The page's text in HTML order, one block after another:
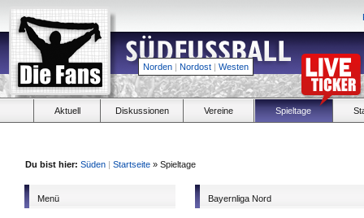
Norden | Nordost | Westen
Aktuell Diskussionen Vereine Spieltage
Du bist hier: Süden | Startseite » Spieltage
Menü Bayernliga Nord